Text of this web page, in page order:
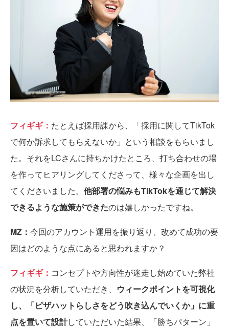
フィギギ： たとえば採用課から、「採用に関してTikTok
で何か訴求してもらえないか」という相談をもらいまし
た。それをLCさんに持ちかけたところ、打ち合わせの場
を作ってヒアリングしてくださって、様々な企画を出し
てくださいました。 他部署の悩みもTikTokを通じて解決
できるような施策ができたのは嬉しかったですね。
MZ： 今回のアカウント運用を振り返り、改めて成功の要
因はどのような点にあると思われますか？
フィギギ： コンセプトや方向性が迷走し始めていた弊社
の状況を分析していただき、 ウィークポイントを可視化
し、「ピザハットらしさをどう吹き込んでいくか」に重
点を置いて設計していただいた結果、「勝ちパターン」